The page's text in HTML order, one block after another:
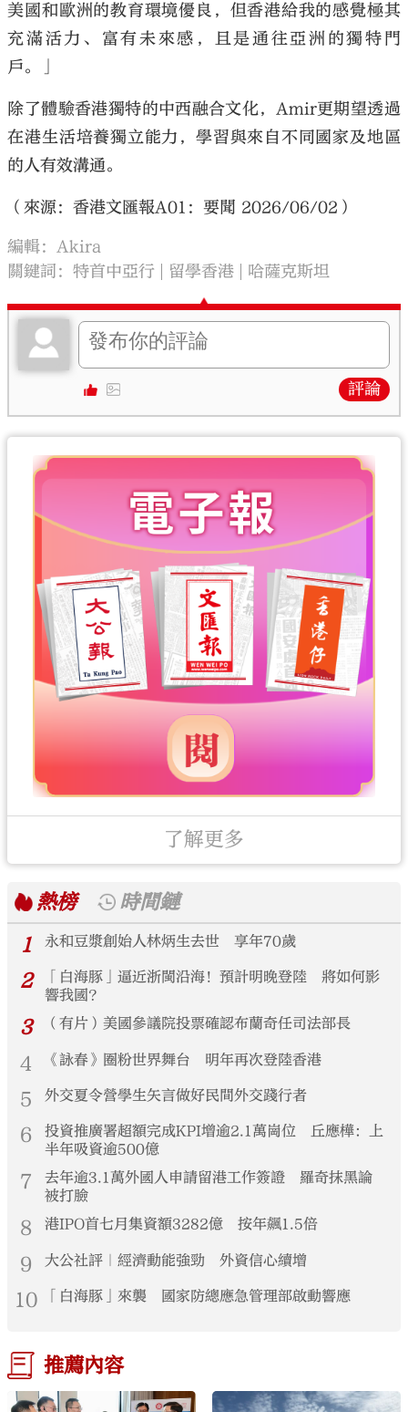
美國和歐洲的教育環境優良，但香港給我的感覺極其
充滿活力、富有未來感，且是通往亞洲的獨特門
戶。」
除了體驗香港獨特的中西融合文化，Amir更期望透過
在港生活培養獨立能力，學習與來自不同國家及地區
的人有效溝通。
（來源：香港文匯報A01：要聞 2026/06/02）
編輯：Akira
關鍵詞：特首中亞行 留學香港 哈薩克斯坦
評論
了解更多
熱榜
時間鏈
1
永和豆漿創始人林炳生去世 享年70歲
2
「白海豚」逼近浙閩沿海！預計明晚登陸 將如何影
響我國？
3 （有片）美國參議院投票確認布蘭奇任司法部長
4 《詠春》圈粉世界舞台 明年再次登陸香港
5 外交夏令營學生矢言做好民間外交踐行者
6
投資推廣署超額完成KPI增逾2.1萬崗位 丘應樺：上
半年吸資逾500億
7
去年逾3.1萬外國人申請留港工作簽證 羅奇抹黑論
被打臉
8 港IPO首七月集資額3282億 按年飆1.5倍
9 大公社評｜經濟動能強勁 外資信心續增
10 「白海豚」來襲 國家防總應急管理部啟動響應
推薦內容